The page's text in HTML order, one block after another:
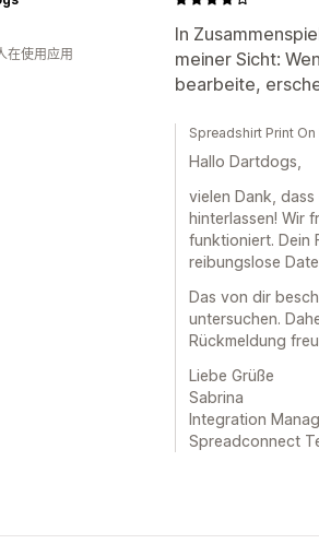
In
meiner Sicht:
bearbeite,
在使用应用
Spreadshirt Print
Hallo Dartdogs,
vielen Dank,
hinterlassen! Wir
funktioniert. Dein
reibungslose
Das von dir
untersuchen.
Rückmeldung
Liebe Grüße
Sabrina
Integration
Spreadconnect